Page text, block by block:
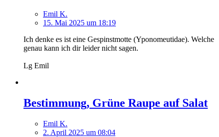
Emil K.
15. Mai 2025 um 18:19
Ich denke es ist eine Gespinstmotte (Yponomeutidae). Welche
genau kann ich dir leider nicht sagen.
Lg Emil
Bestimmung, Grüne Raupe auf Salat
Emil K.
2. April 2025 um 08:04